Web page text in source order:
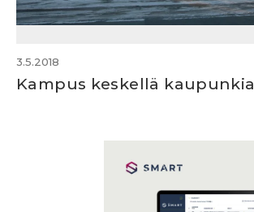
3.5.2018
Kampus keskellä kaupunkia